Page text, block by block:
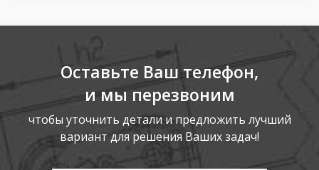
Оставьте Ваш телефон,
и мы перезвоним
чтобы уточнить детали и предложить лучший
вариант для решения Ваших задач!